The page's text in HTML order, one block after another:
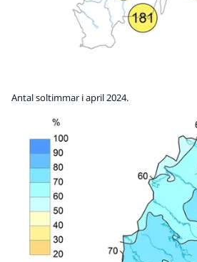
Antal soltimmar i april 2024.